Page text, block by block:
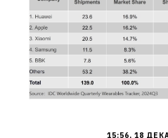
15:56, 18